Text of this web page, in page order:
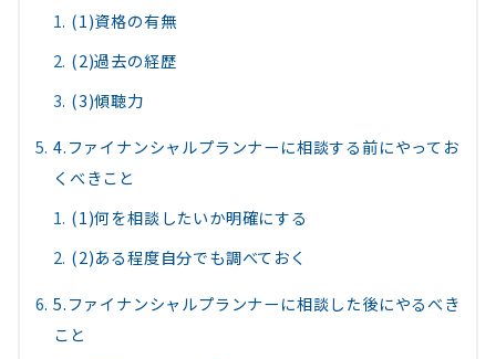
(1)資格の有無
(2)過去の経歴
(3)傾聴力
4.ファイナンシャルプランナーに相談する前にやってお
くべきこと
(1)何を相談したいか明確にする
(2)ある程度自分でも調べておく
5.ファイナンシャルプランナーに相談した後にやるべき
こと